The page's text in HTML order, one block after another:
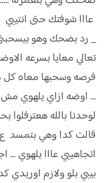
عااا شوفتك حتى انتييي
_ رد بضحك وهو
تعالي معايا بسرعه
فرصه وسحبها معاه كل
... اوضه ازاي يلهوي
لوحدنا بالله
قالت كدا وهي بتمسد ع
اتجاهييي عااا يلهوي ...
بيبي بلو ولازم اوريدي